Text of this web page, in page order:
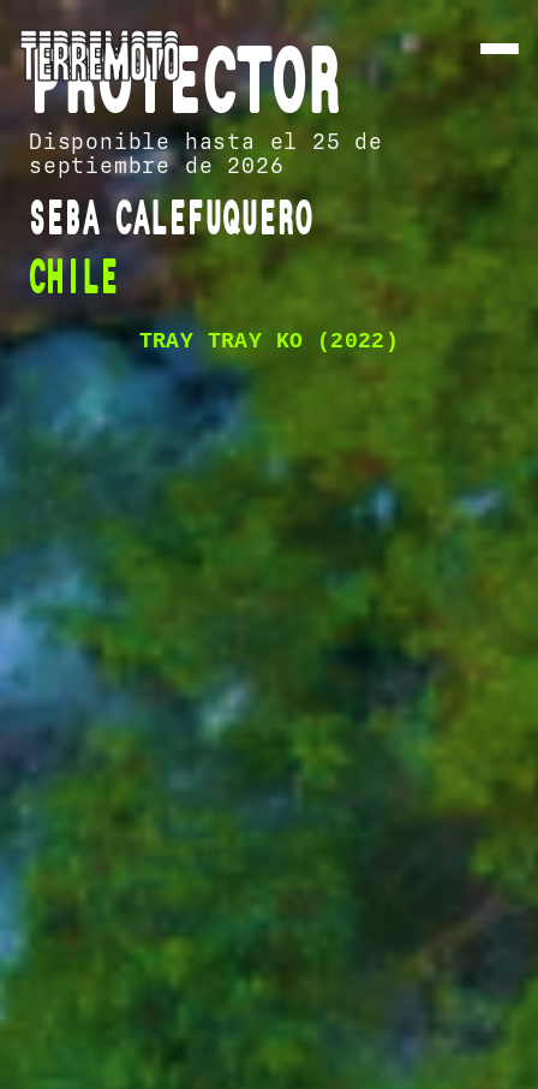
PROYECTOR
Disponible hasta el 25 de
septiembre de 2026
SEBA CALEFUQUERO
CHILE
TRAY TRAY KO (2022)